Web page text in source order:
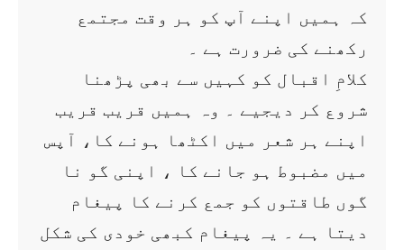
کہ ہمیں اپنے آپ کو ہر وقت مجتمع
رکھنے کی ضرورت ہے ۔
کلامِ اقبال کو کہیں سے بھی پڑھنا
شروع کر دیجیے ۔ وہ ہمیں قریب قریب
اپنے ہر شعر میں اکٹھا ہونے کا، آپس
میں مضبوط ہو جانے کا ، اپنی گو نا
گوں طاقتوں کو جمع کرنے کا پیغام
دیتا ہے ۔ یہ پیغام کبھی خودی کی شکل